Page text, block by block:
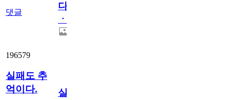
댓글
다
ㆍ
196579
실패도 추
억이다.
실